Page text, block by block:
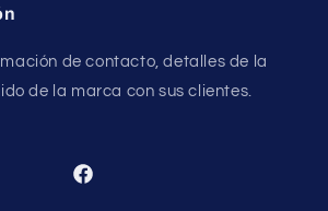
de contacto, detalles de la
de la marca con sus clientes.
Facebook